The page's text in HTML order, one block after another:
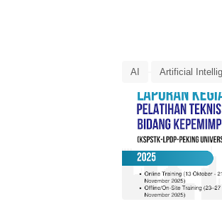
AI Artificial
Laporan LPDP
pendidikan